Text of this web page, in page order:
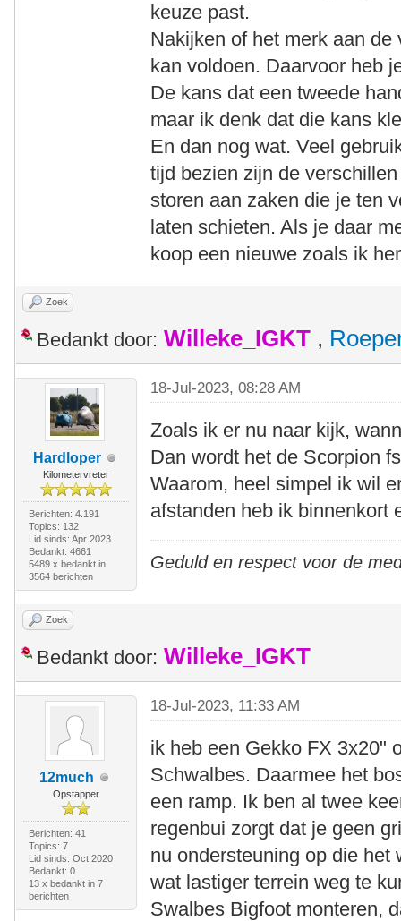
keuze past.
Nakijken of het merk aan
kan voldoen. Daarvoor heb
De kans dat een tweede
maar ik denk dat die kans
En dan nog wat. Veel
tijd bezien zijn de
storen aan zaken die je ten
laten schieten. Als je daar
koop een nieuwe zoals ik
Zoek
Bedankt door: Willeke_IGKT ,
Hardloper
Kilometervreter
Berichten: 4.191
Topics: 132
Lid sinds: Apr 2023
Bedankt: 4661
5489 x bedankt in
3564 berichten
18-Jul-2023, 08:28 AM
Zoals ik er nu naar kijk,
Dan wordt het de Scorpion
Waarom, heel simpel ik wil
afstanden heb ik binnenkort
Geduld en respect voor de
Zoek
Bedankt door: Willeke_IGKT
12much
Opstapper
Berichten: 41
Topics: 7
Lid sinds: Oct 2020
Bedankt: 0
13 x bedankt in 7
berichten
18-Jul-2023, 11:33 AM
ik heb een Gekko FX 3x20"
Schwalbes. Daarmee het
een ramp. Ik ben al twee
regenbui zorgt dat je geen
nu ondersteuning op die het
wat lastiger terrein weg te
Swalbes Bigfoot monteren,